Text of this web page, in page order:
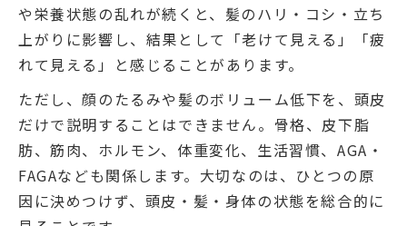
や栄養状態の乱れが続くと、髪のハリ・コシ・立ち
上がりに影響し、結果として「老けて見える」「疲
れて見える」と感じることがあります。
ただし、顔のたるみや髪のボリューム低下を、頭皮
だけで説明することはできません。骨格、皮下脂
肪、筋肉、ホルモン、体重変化、生活習慣、AGA・
FAGAなども関係します。大切なのは、ひとつの原
因に決めつけず、頭皮・髪・身体の状態を総合的に